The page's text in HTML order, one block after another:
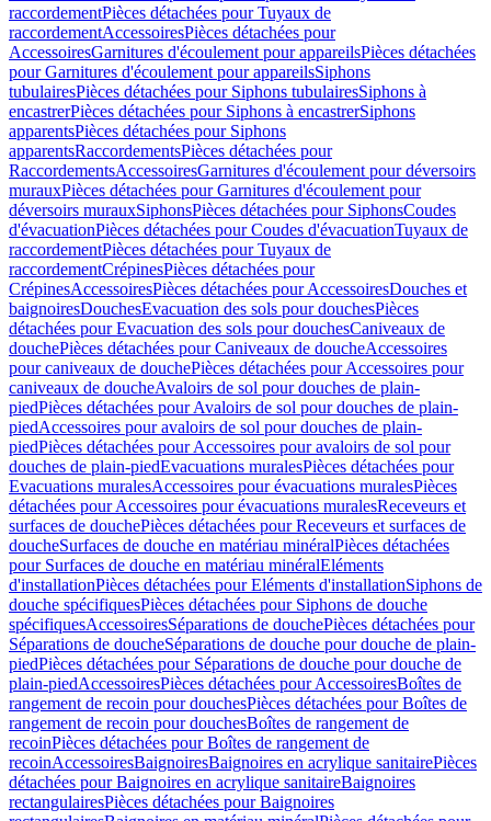
raccordementPièces détachées pour Tuyaux de
raccordementAccessoiresPièces détachées pour
AccessoiresGarnitures d'écoulement pour appareilsPièces détachées
pour Garnitures d'écoulement pour appareilsSiphons
tubulairesPièces détachées pour Siphons tubulairesSiphons à
encastrerPièces détachées pour Siphons à encastrerSiphons
apparentsPièces détachées pour Siphons
apparentsRaccordementsPièces détachées pour
RaccordementsAccessoiresGarnitures d'écoulement pour déversoirs
murauxPièces détachées pour Garnitures d'écoulement pour
déversoirs murauxSiphonsPièces détachées pour SiphonsCoudes
d'évacuationPièces détachées pour Coudes d'évacuationTuyaux de
raccordementPièces détachées pour Tuyaux de
raccordementCrépinesPièces détachées pour
CrépinesAccessoiresPièces détachées pour AccessoiresDouches et
baignoiresDouchesEvacuation des sols pour douchesPièces
détachées pour Evacuation des sols pour douchesCaniveaux de
douchePièces détachées pour Caniveaux de doucheAccessoires
pour caniveaux de douchePièces détachées pour Accessoires pour
caniveaux de doucheAvaloirs de sol pour douches de plain-
piedPièces détachées pour Avaloirs de sol pour douches de plain-
piedAccessoires pour avaloirs de sol pour douches de plain-
piedPièces détachées pour Accessoires pour avaloirs de sol pour
douches de plain-piedEvacuations muralesPièces détachées pour
Evacuations muralesAccessoires pour évacuations muralesPièces
détachées pour Accessoires pour évacuations muralesReceveurs et
surfaces de douchePièces détachées pour Receveurs et surfaces de
doucheSurfaces de douche en matériau minéralPièces détachées
pour Surfaces de douche en matériau minéralEléments
d'installationPièces détachées pour Eléments d'installationSiphons de
douche spécifiquesPièces détachées pour Siphons de douche
spécifiquesAccessoiresSéparations de douchePièces détachées pour
Séparations de doucheSéparations de douche pour douche de plain-
piedPièces détachées pour Séparations de douche pour douche de
plain-piedAccessoiresPièces détachées pour AccessoiresBoîtes de
rangement de recoin pour douchesPièces détachées pour Boîtes de
rangement de recoin pour douchesBoîtes de rangement de
recoinPièces détachées pour Boîtes de rangement de
recoinAccessoiresBaignoiresBaignoires en acrylique sanitairePièces
détachées pour Baignoires en acrylique sanitaireBaignoires
rectangulairesPièces détachées pour Baignoires